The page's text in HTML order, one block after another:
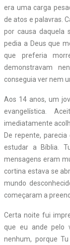
era uma carga
de atos e palavras.
por causa daquela
pedia a Deus que
que preferia
demonstravam
conseguia ver nem
Aos 14 anos, um
evangelística.
imediatamente
De repente,
estudar a Bíblia.
mensagens eram
cortina estava se
mundo
começaram a
Certa noite fui
que eu ande pelo
nenhum, porque